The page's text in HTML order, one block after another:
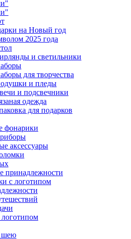
на Новый год
2025 года
и светильники
для творчества
и пледы
и подсвечники
одежда
для подарков
фонарики
аксессуары
принадлежности
с логотипом
шею